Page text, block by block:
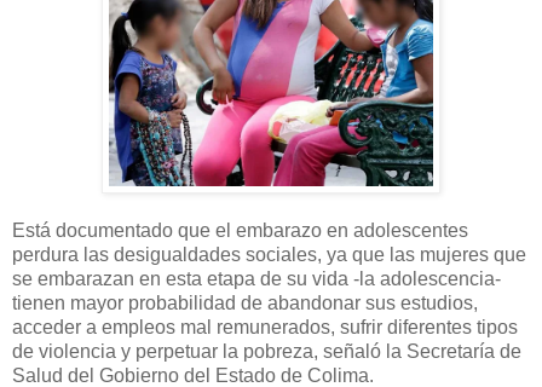
Está documentado que el embarazo en adolescentes
perdura las desigualdades sociales, ya que las mujeres que
se embarazan en esta etapa de su vida -la adolescencia-
tienen mayor probabilidad de abandonar sus estudios,
acceder a empleos mal remunerados, sufrir diferentes tipos
de violencia y perpetuar la pobreza, señaló la Secretaría de
Salud del Gobierno del Estado de Colima.